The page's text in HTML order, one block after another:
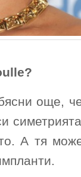
още,
А тя